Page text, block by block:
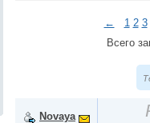
← 1 2 3
Всего
Novaya